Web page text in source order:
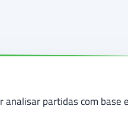
analisar partidas com base